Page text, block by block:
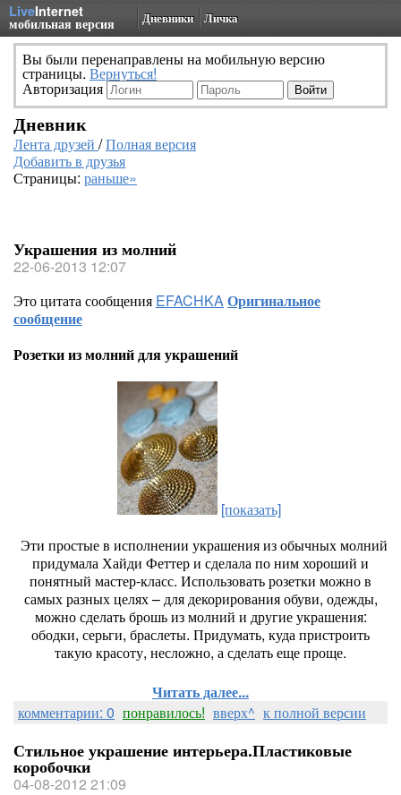
LiveInternet
мобильная версия Дневники Личка
Вы были перенаправлены на мобильную версию
страницы. Вернуться!
Авторизация
Дневник
Лента друзей /Полная версия
Добавить в друзья
Страницы: раньше»
Украшения из молний
22-06-2013 12:07
Это цитата сообщения EFACHKAОригинальное
сообщение
Розетки из молний для украшений
[показать]
Эти простые в исполнении украшения из обычных молний
придумала Хайди Феттер и сделала по ним хороший и
понятный мастер-класс. Использовать розетки можно в
самых разных целях – для декорирования обуви, одежды,
можно сделать брошь из молний и другие украшения:
ободки, серьги, браслеты. Придумать, куда пристроить
такую красоту, несложно, а сделать еще проще.
Читать далее...
комментарии: 0 понравилось! вверх^ к полной версии
Стильное украшение интерьера.Пластиковые
коробочки
04-08-2012 21:09